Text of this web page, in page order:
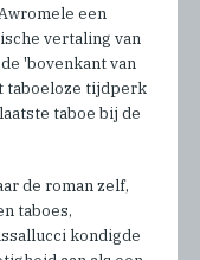
een
vertaling van
'bovenkant van
taboeloze tijdperk
taboe bij de
de roman zelf,
taboes,
kondigde